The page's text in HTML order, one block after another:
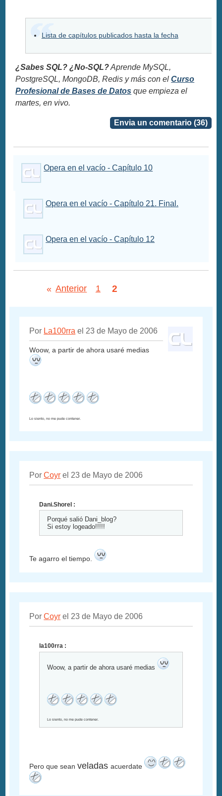
Lista de capítulos publicados hasta la fecha
¿Sabes SQL? ¿No-SQL?Aprende MySQL,
PostgreSQL, MongoDB, Redis y más con elCurso
Profesional de Bases de Datos que empieza el
martes, en vivo.
Envia un comentario (36)
Opera en el vacío - Capítulo 10
Opera en el vacío - Capítulo 21. Final.
Opera en el vacío - Capítulo 12
« Anterior 1 2
Por La100rra el 23 de Mayo de 2006
Woow, a partir de ahora usaré medias
Lo siento, no me pude contener.
PorCoyr el 23 de Mayo de 2006
Dani.Shorel :
Porqué salió Dani_blog?
Si estoy logeado!!!!!
Te agarro el tiempo.
PorCoyr el 23 de Mayo de 2006
la100rra :
Woow, a partir de ahora usaré medias
Lo siento, no me pude contener.
Pero que seanveladasacuerdate